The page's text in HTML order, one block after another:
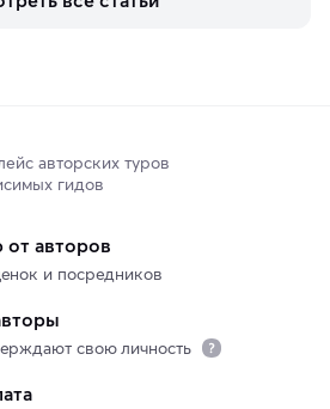
по Норвегии.
авторских туров
гидов
авторов
и посредников
свою личность